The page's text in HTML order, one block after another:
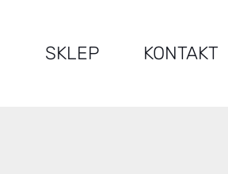
SKLEP KONTAKT